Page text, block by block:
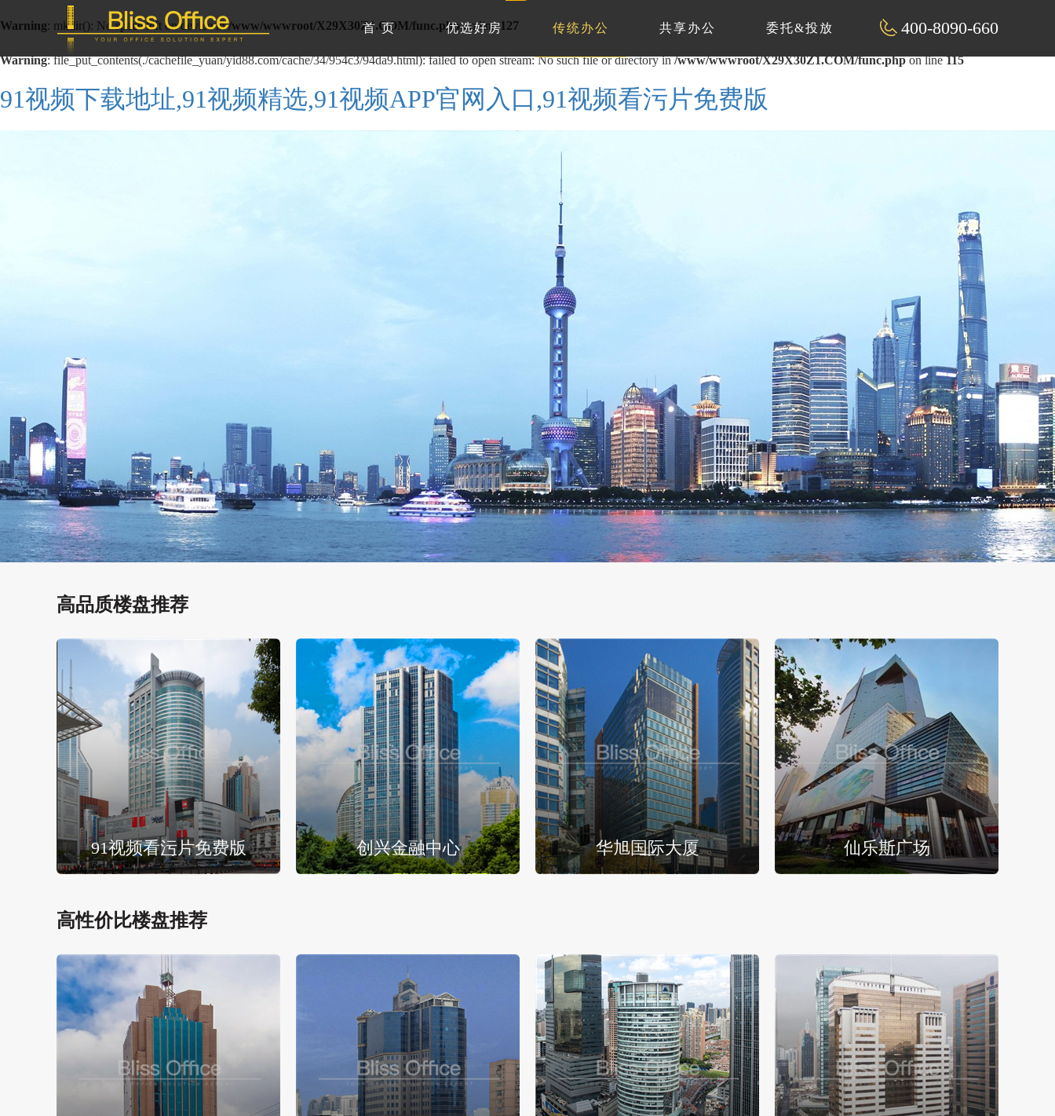
Warning: mkdir(): No space left on device in/www/wwwroot/X29X30Z1.COM/func.phpon line127
Warning: file_put_contents(./cachefile_yuan/yid88.com/cache/34/954c3/94da9.html): failed to open stream: No such file or directory in/www/wwwroot/X29X30Z1.COM/func.phpon line115
91视频下载地址,91视频精选,91视频APP官网入口,91视频看污片免费版
400-8090-660
首 页 优选好房 传统办公 共享办公 委托&投放
高品质楼盘推荐
91视频看污片免费版 创兴金融中心 华旭国际大厦 仙乐斯广场
高性价比楼盘推荐